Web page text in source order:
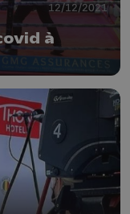
12/12/2021
à